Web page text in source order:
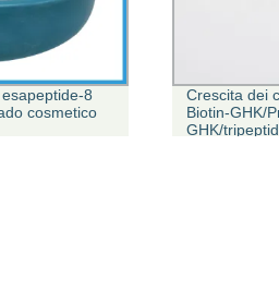
8
cosmetico
Crescita dei
Biotin-GHK/
GHK/